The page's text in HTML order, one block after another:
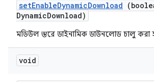
setEnableDynamicDownload
DynamicDownload)
মডিউল স্তরে ডাইনামিক ডাউনলোড চালু করা
void